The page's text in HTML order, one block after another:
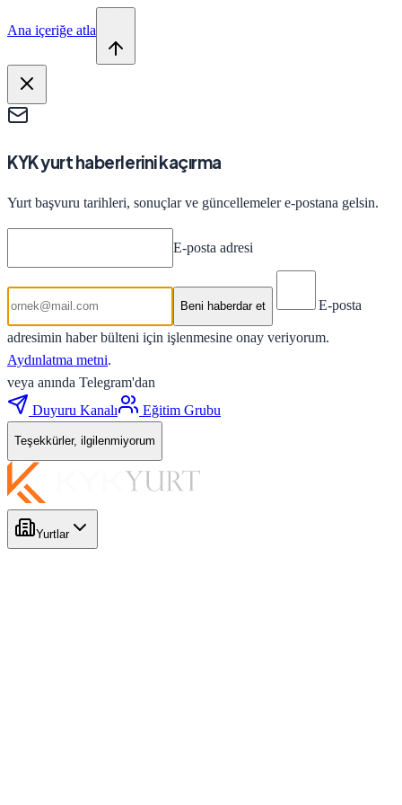
Ana içeriğe atla
KYK yurt haberlerini kaçırma
Yurt başvuru tarihleri, sonuçlar ve güncellemeler e-postana gelsin.
E-posta adresi
Beni haberdar et E-posta
adresimin haber bülteni için işlenmesine onay veriyorum.
Aydınlatma metni.
veya anında Telegram'dan
Duyuru Kanalı
Eğitim Grubu
Teşekkürler, ilgilenmiyorum
Yurtlar